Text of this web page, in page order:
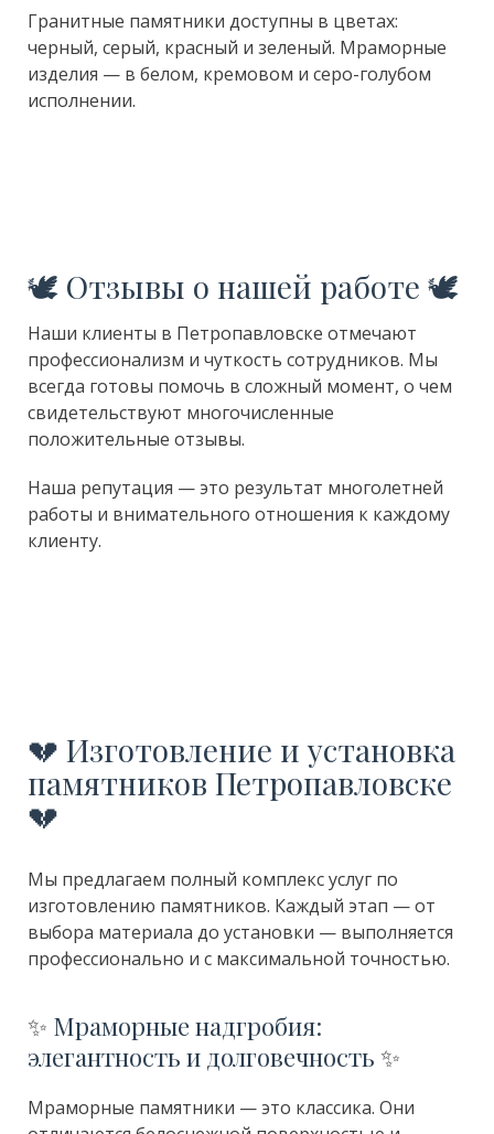
Гранитные памятники доступны в цветах:
черный, серый, красный и зеленый. Мраморные
изделия — в белом, кремовом и серо-голубом
исполнении.
🕊 Отзывы о нашей работе 🕊
Наши клиенты в Петропавловске отмечают
профессионализм и чуткость сотрудников. Мы
всегда готовы помочь в сложный момент, о чем
свидетельствуют многочисленные
положительные отзывы.
Наша репутация — это результат многолетней
работы и внимательного отношения к каждому
клиенту.
💔 Изготовление и установка
памятников Петропавловске
💔
Мы предлагаем полный комплекс услуг по
изготовлению памятников. Каждый этап — от
выбора материала до установки — выполняется
профессионально и с максимальной точностью.
✨ Мраморные надгробия:
элегантность и долговечность ✨
Мраморные памятники — это классика. Они